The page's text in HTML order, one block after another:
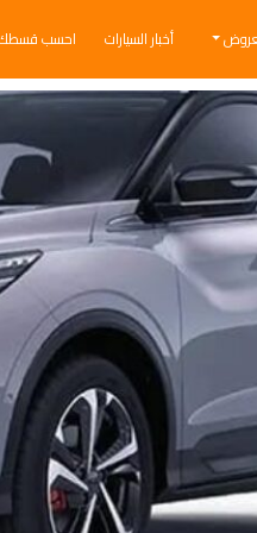
أخبار السيارات احسب